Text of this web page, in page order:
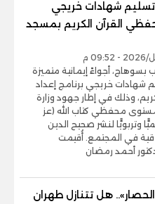
شهادات خريجي
القرآن الكريم بمسجد
أجواءً إيمانية متميزة
شهادات خريجي برنامج إعداد
وذلك في إطار جهود وزارة
بمستوى محفظي كتاب الله (عز
وتربويًّا لنشر صحيح الدين
في المجتمع. أُقيمت
أحمد رمضان
الحصار».. هل تتنازل طهران